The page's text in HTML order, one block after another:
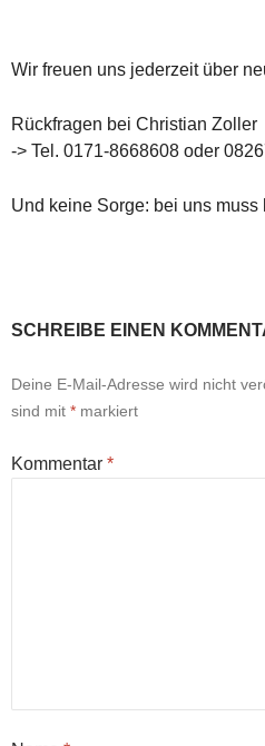
Wir freuen uns jederzeit über
Rückfragen bei Christian Zoller
-> Tel. 0171-8668608 oder
Und keine Sorge: bei uns muss
SCHREIBE EINEN
Deine E-Mail-Adresse wird nicht
sind mit * markiert
Kommentar *